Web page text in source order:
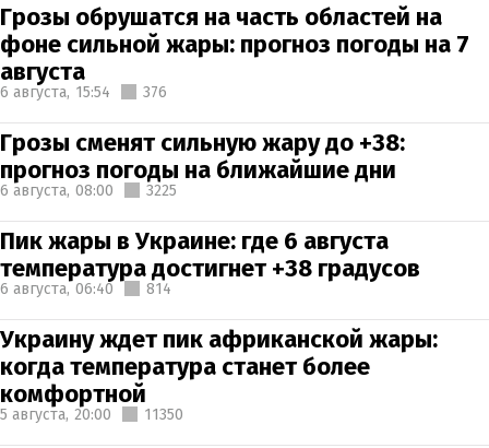
Грозы обрушатся на часть областей на
фоне сильной жары: прогноз погоды на 7
августа
6 августа, 15:54 376
Грозы сменят сильную жару до +38:
прогноз погоды на ближайшие дни
6 августа, 08:00 3225
Пик жары в Украине: где 6 августа
температура достигнет +38 градусов
6 августа, 06:40 814
Украину ждет пик африканской жары:
когда температура станет более
комфортной
5 августа, 20:00 11350